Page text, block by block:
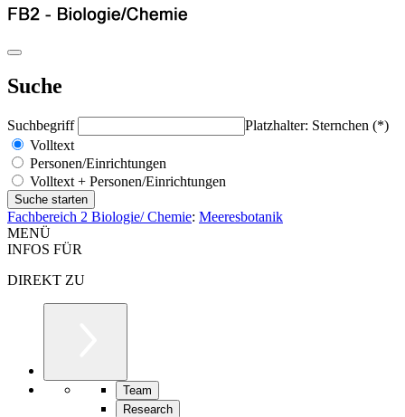
Suche
Suchbegriff
Platzhalter: Sternchen (*)
Volltext
Personen/Einrichtungen
Volltext + Personen/Einrichtungen
Fachbereich 2 Biologie/ Chemie: Meeresbotanik
MENÜ
INFOS FÜR
DIREKT ZU
Team
Research